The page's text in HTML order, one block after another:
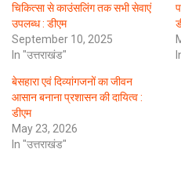
चिकित्सा से काउंसलिंग तक सभी सेवाएं
उपलब्ध : डीएम
September 10, 2025
In "उत्तराखंड"
बेसहारा एवं दिव्यांगजनों का जीवन
आसान बनाना प्रशासन की दायित्व :
डीएम
May 23, 2026
In "उत्तराखंड"